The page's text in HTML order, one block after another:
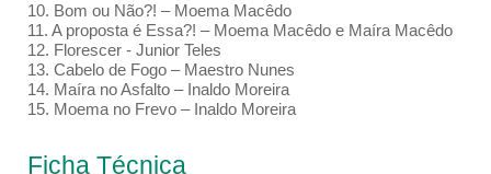
10. Bom ou Não?! – Moema Macêdo
11. A proposta é Essa?! – Moema Macêdo e Maíra Macêdo
12. Florescer - Junior Teles
13. Cabelo de Fogo – Maestro Nunes
14. Maíra no Asfalto – Inaldo Moreira
15. Moema no Frevo – Inaldo Moreira
Ficha Técnica